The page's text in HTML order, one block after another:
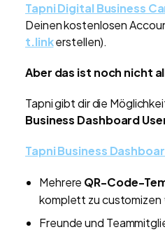
Tapni Digital Business
Deinen kostenlosen
t.linkerstellen).
Aber das ist noch nicht
Tapni gibt dir die
Business Dashboard
Tapni Business
Mehrere QR-Code-
komplett zu customizen
Freunde und